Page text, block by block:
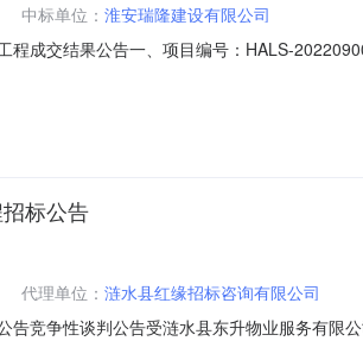
中标单位： 淮安瑞隆建设有限公司
成交结果公告一、项目编号：HALS-
范围：屋面防水维修工程施工工期：60日历
标公告
代理单位： 涟水县红缘招标咨询有限公司
竞争性谈判公告受涟水县东升物业服务有限